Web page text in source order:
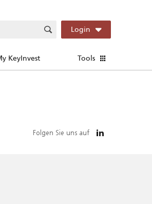
Login
KeyInvest Tools
Folgen Sie uns auf